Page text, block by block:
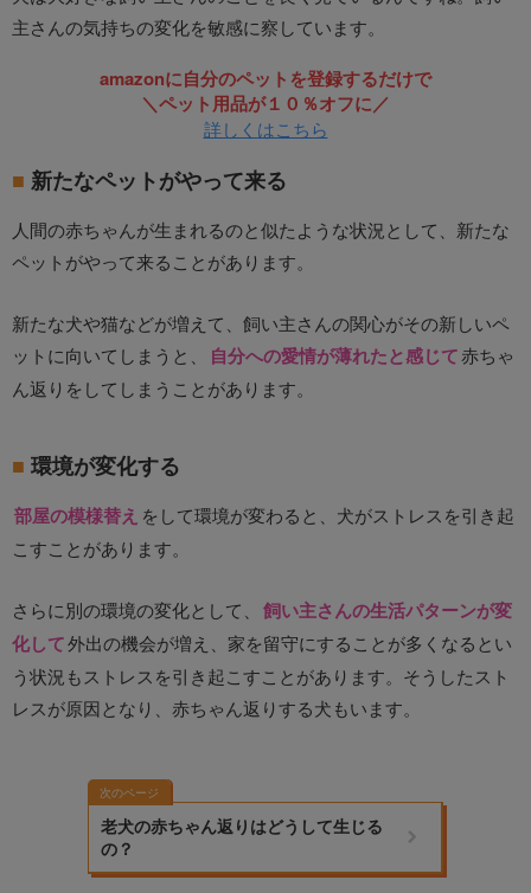
主さんの気持ちの変化を敏感に察しています。
amazonに自分のペットを登録するだけで
＼ペット用品が１０％オフに／
詳しくはこちら
新たなペットがやって来る
人間の赤ちゃんが生まれるのと似たような状況として、新たな
ペットがやって来ることがあります。
新たな犬や猫などが増えて、飼い主さんの関心がその新しいペ
ットに向いてしまうと、
自分への愛情が薄れたと感じて赤ちゃ
ん返りをしてしまうことがあります。
環境が変化する
部屋の模様替え をして環境が変わると、犬がストレスを引き起
こすことがあります。
さらに別の環境の変化として、 飼い主さんの生活パターンが変
化して外出の機会が増え、家を留守にすることが多くなるとい
う状況もストレスを引き起こすことがあります。そうしたスト
レスが原因となり、赤ちゃん返りする犬もいます。
次のページ
老犬の赤ちゃん返りはどうして生じる
の？